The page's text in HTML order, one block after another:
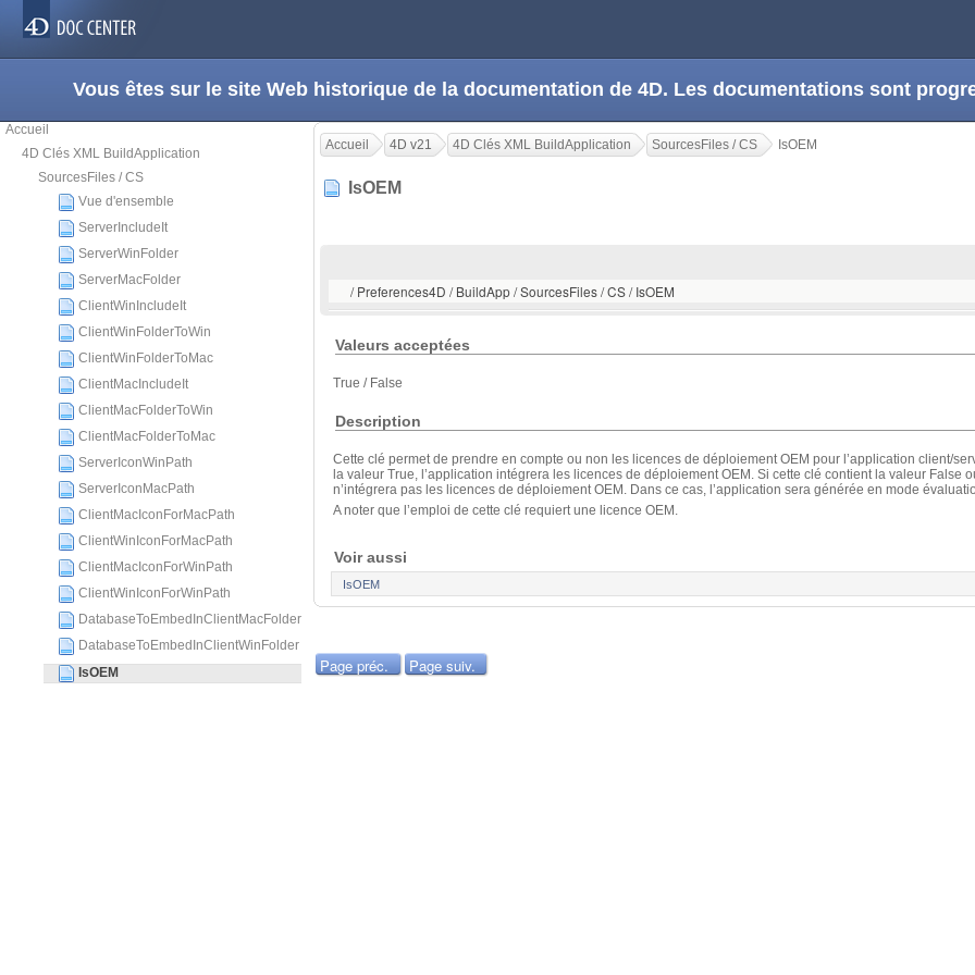
Vous êtes sur le site Web historique de la documentation de 4D. Les documentations sont
Accueil
4D Clés XML BuildApplication
SourcesFiles / CS
Vue d'ensemble
ServerIncludeIt
ServerWinFolder
ServerMacFolder
ClientWinIncludeIt
ClientWinFolderToWin
ClientWinFolderToMac
ClientMacIncludeIt
ClientMacFolderToWin
ClientMacFolderToMac
ServerIconWinPath
ServerIconMacPath
ClientMacIconForMacPath
ClientWinIconForMacPath
ClientMacIconForWinPath
ClientWinIconForWinPath
DatabaseToEmbedInClientMacFolder
DatabaseToEmbedInClientWinFolder
IsOEM
Accueil 4D v21 4D Clés XML BuildApplication SourcesFiles / CS IsOEM
IsOEM
/ Preferences4D / BuildApp / SourcesFiles / CS / IsOEM
Valeurs acceptées
True / False
Description
Cette clé permet de prendre en compte ou non les licences de déploiement OEM pour l’application client/
la valeur True, l’application intégrera les licences de déploiement OEM. Si cette clé contient la valeur False
n’intégrera pas les licences de déploiement OEM. Dans ce cas, l’application sera générée en mode
A noter que l’emploi de cette clé requiert une licence OEM.
Voir aussi
IsOEM
Page préc. Page suiv.